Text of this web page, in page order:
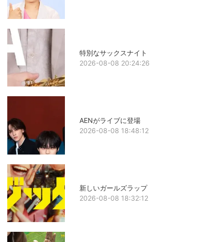
特別なサックスナイト
2026-08-08 20:24:26
AENがライブに登場
2026-08-08 18:48:12
新しいガールズラップ
2026-08-08 18:32:12